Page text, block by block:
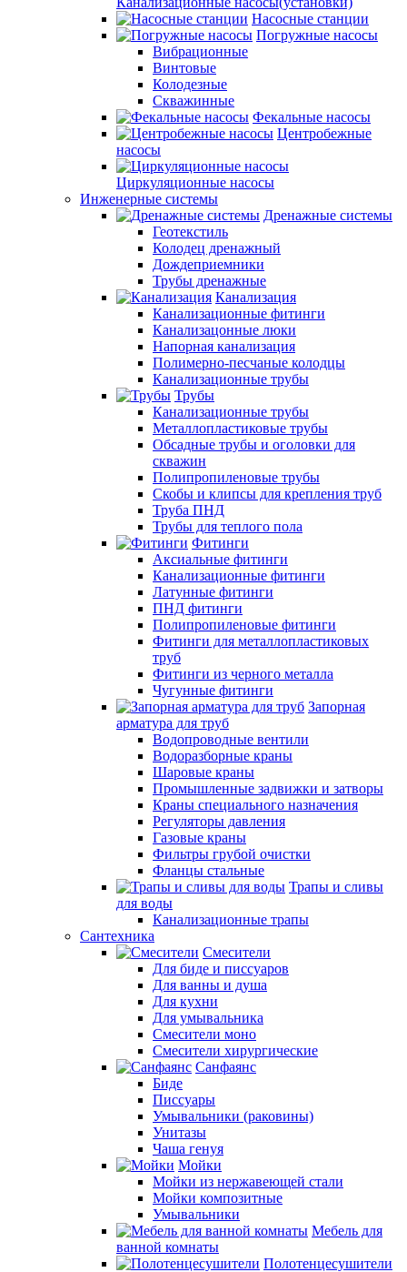
Насосные станции
Погружные насосы
Вибрационные
Винтовые
Колодезные
Скважинные
Фекальные насосы
Центробежные
насосы
Циркуляционные насосы
Инженерные системы
Дренажные системы
Геотекстиль
Колодец дренажный
Дождеприемники
Трубы дренажные
Канализация
Канализационные фитинги
Канализацонные люки
Напорная канализация
Полимерно-песчаные колодцы
Канализационные трубы
Трубы
Канализационные трубы
Металлопластиковые трубы
Обсадные трубы и оголовки для
скважин
Полипропиленовые трубы
Скобы и клипсы для крепления труб
Труба ПНД
Трубы для теплого пола
Фитинги
Аксиальные фитинги
Канализационные фитинги
Латунные фитинги
ПНД фитинги
Полипропиленовые фитинги
Фитинги для металлопластиковых
труб
Фитинги из черного металла
Чугунные фитинги
Запорная
арматура для труб
Водопроводные вентили
Водоразборные краны
Шаровые краны
Промышленные задвижки и затворы
Краны специального назначения
Регуляторы давления
Газовые краны
Фильтры грубой очистки
Фланцы стальные
Трапы и сливы
для воды
Канализационные трапы
Сантехника
Смесители
Для биде и писсуаров
Для ванны и душа
Для кухни
Для умывальника
Смесители моно
Смесители хирургические
Санфаянс
Биде
Писсуары
Умывальники (раковины)
Унитазы
Чаша генуя
Мойки
Мойки из нержавеющей стали
Мойки композитные
Умывальники
Мебель для
ванной комнаты
Полотенцесушители